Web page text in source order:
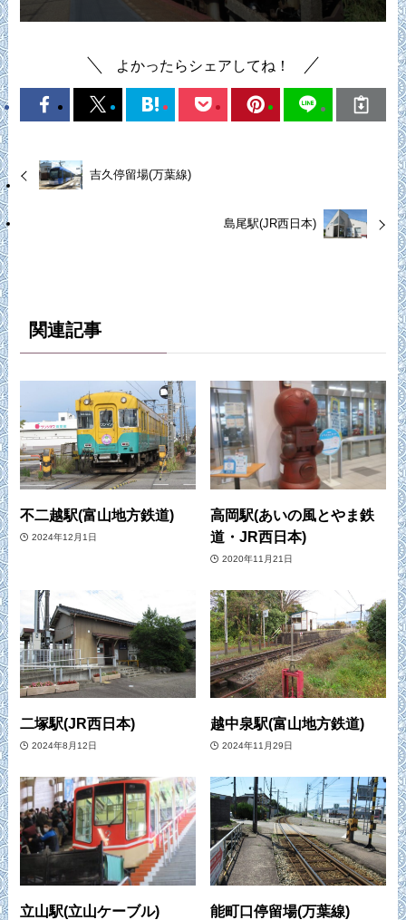
よかったらシェアしてね！
吉久停留場(万葉線)
島尾駅(JR西日本)
関連記事
不二越駅(富山地方鉄道)
2024年12月1日
高岡駅(あいの風とやま鉄
道・JR西日本)
2020年11月21日
二塚駅(JR西日本)
2024年8月12日
越中泉駅(富山地方鉄道)
2024年11月29日
立山駅(立山ケーブル) 能町口停留場(万葉線)